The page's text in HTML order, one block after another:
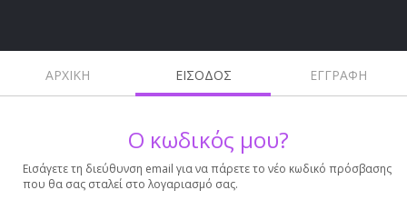
ΑΡΧΙΚΗ ΕΙΣΟΔΟΣ ΕΓΓΡΑΦΗ
Ο κωδικός μου?
Εισάγετε τη διεύθυνση email για να πάρετε το νέο κωδικό πρόσβασης
που θα σας σταλεί στο λογαριασμό σας.